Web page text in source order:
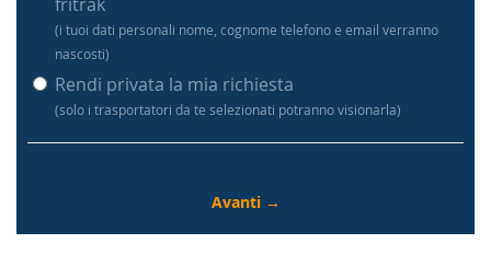
(i tuoi dati personali nome, cognome telefono e email verranno
nascosti)
Rendi privata la mia richiesta
(solo i trasportatori da te selezionati potranno visionarla)